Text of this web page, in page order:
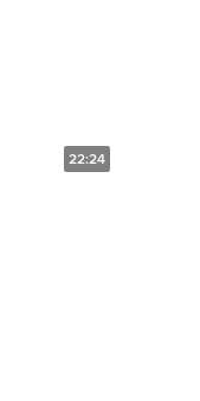
22:24